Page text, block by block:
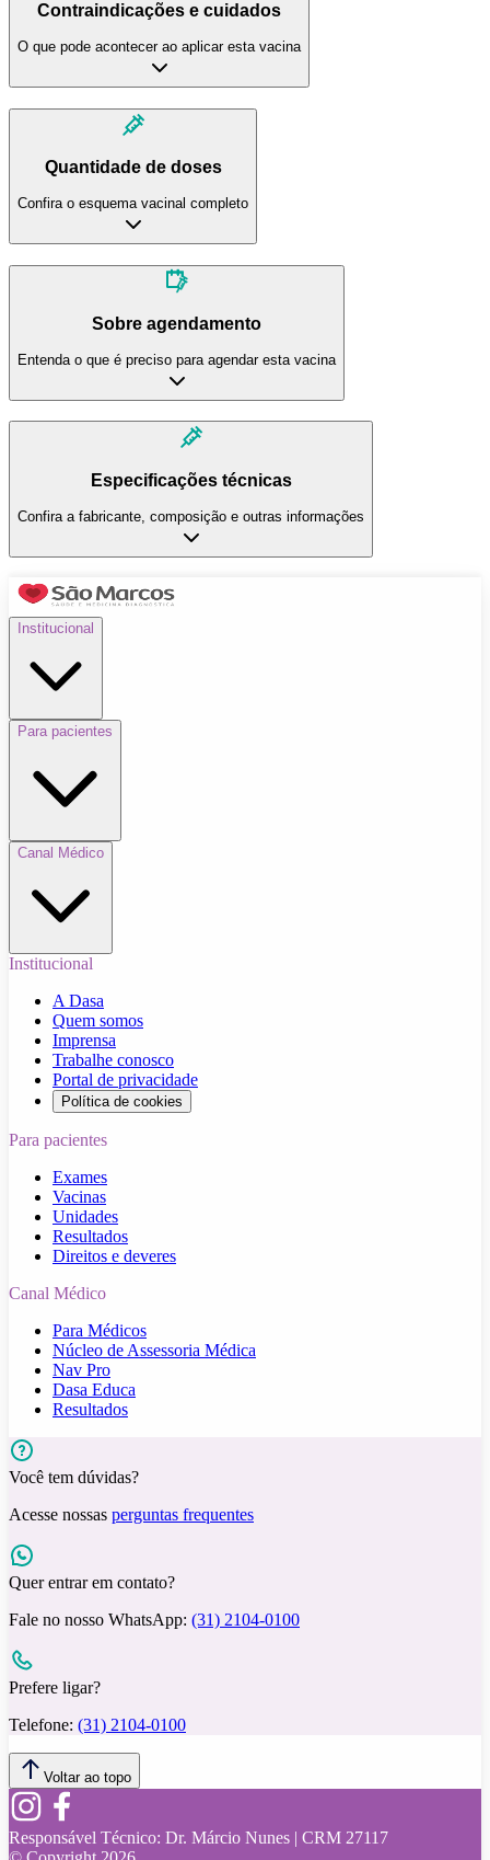
Contraindicações e cuidados
O que pode acontecer ao aplicar esta vacina
Quantidade de doses
Confira o esquema vacinal completo
Sobre agendamento
Entenda o que é preciso para agendar esta vacina
Especificações técnicas
Confira a fabricante, composição e outras informações
Institucional
Para pacientes
Canal Médico
Institucional
A Dasa
Quem somos
Imprensa
Trabalhe conosco
Portal de privacidade
Política de cookies
Para pacientes
Exames
Vacinas
Unidades
Resultados
Direitos e deveres
Canal Médico
Para Médicos
Núcleo de Assessoria Médica
Nav Pro
Dasa Educa
Resultados
Você tem dúvidas?
Acesse nossas perguntas frequentes
Quer entrar em contato?
Fale no nosso WhatsApp: (31) 2104-0100
Prefere ligar?
Telefone: (31) 2104-0100
Voltar ao topo
Responsável Técnico: Dr. Márcio Nunes | CRM 27117